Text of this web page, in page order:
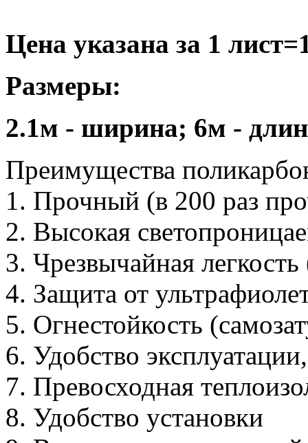
Цена указана за 1
Размеры:
2.1м - ширина; 6м -
Преимущества
1. Прочный (в 200 раз
2. Высокая
3. Чрезвычайная легкость
4. Защита от
5. Огнестойкость
6. Удобство эксплуатации,
7. Превосходная
8. Удобство установки